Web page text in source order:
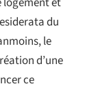
du
le
d’une
ce